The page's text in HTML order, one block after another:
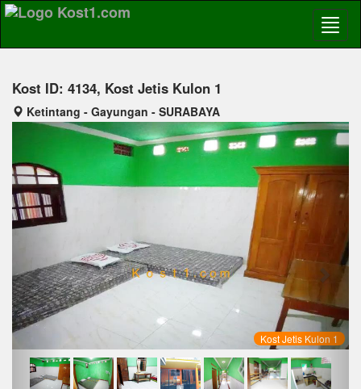
Kost ID: 4134, Kost Jetis Kulon 1
Ketintang - Gayungan - SURABAYA
Kost Jetis Kulon 1
Previous Next